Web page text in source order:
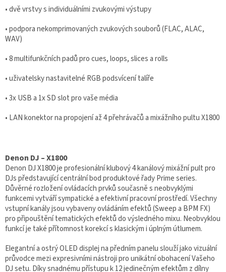
• dvě vrstvy s individuálními zvukovými výstupy
• podpora nekomprimovaných zvukových souborů (FLAC, ALAC,
WAV)
• 8 multifunkčních padů pro cues, loops, slices a rolls
• uživatelsky nastavitelné RGB podsvícení talíře
• 3x USB a 1x SD slot pro vaše média
• LAN konektor na propojení až 4 přehrávačů a mixážního pultu X1800
Denon DJ – X1800
Denon DJ X1800 je profesionální klubový 4 kanálový mixážní pult pro
DJs představující centrální bod produktové řady Prime series.
Důvěrné rozložení ovládacích prvků současně s neobvyklými
funkcemi vytváří sympatické a efektivní pracovní prostředí. Všechny
vstupní kanály jsou vybaveny ovládáním efektů (Sweep a BPM FX)
pro připouštění tematických efektů do výsledného mixu. Neobvyklou
funkcí je také přítomnost korekcí s klasickým i úplným útlumem.
Elegantní a ostrý OLED displej na předním panelu slouží jako vizuální
průvodce mezi expresivními nástroji pro unikátní obohacení Vašeho
DJ setu. Díky snadnému přístupu k 12 jedinečným efektům z dílny